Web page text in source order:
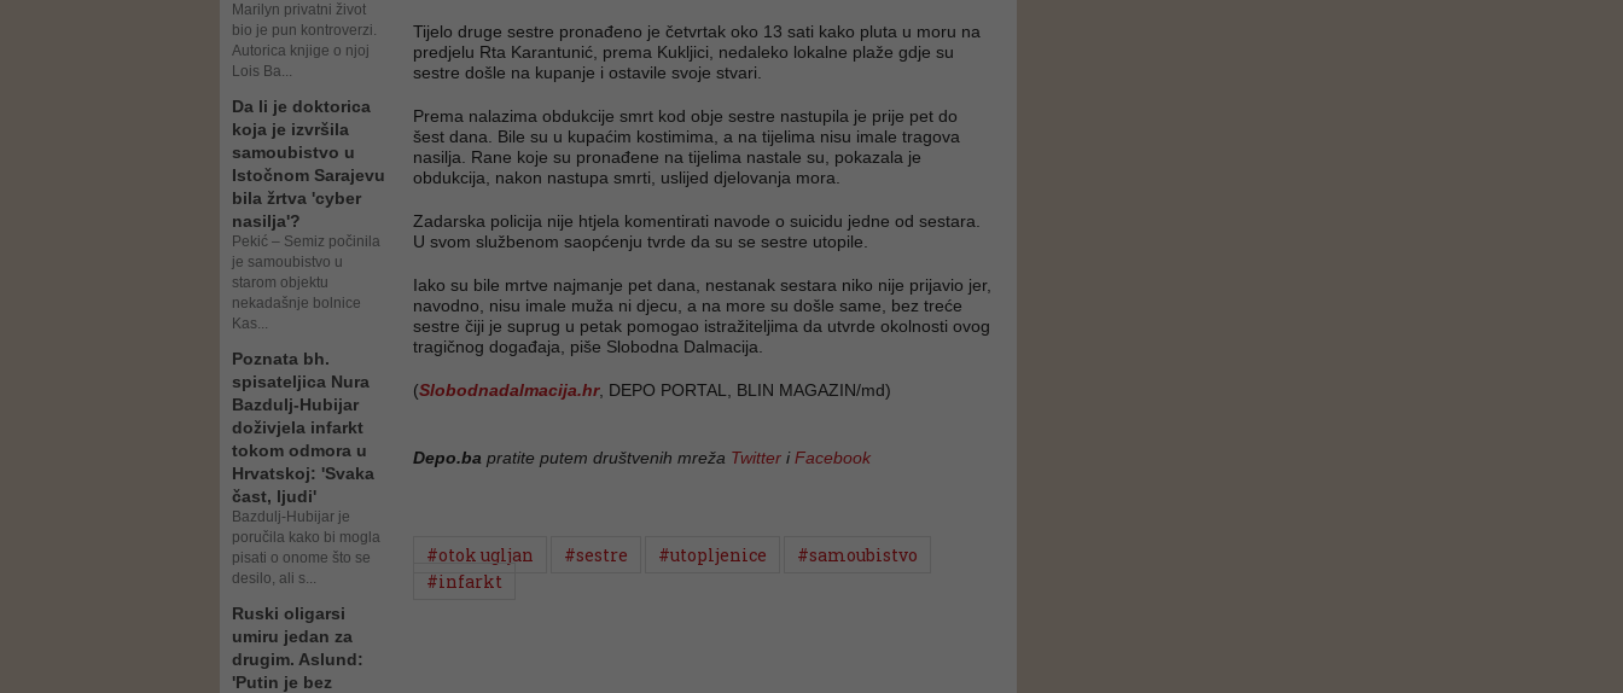
Marilyn privatni život
bio je pun kontroverzi.
Autorica knjige o njoj
Lois Ba...
Da li je doktorica
koja je izvršila
samoubistvo u
Istočnom Sarajevu
bila žrtva 'cyber
nasilja'?
Pekić – Semiz počinila
je samoubistvo u
starom objektu
nekadašnje bolnice
Kas...
Poznata bh.
spisateljica Nura
Bazdulj-Hubijar
doživjela infarkt
tokom odmora u
Hrvatskoj: 'Svaka
čast, ljudi'
Bazdulj-Hubijar je
poručila kako bi mogla
pisati o onome što se
desilo, ali s...
Ruski oligarsi
umiru jedan za
drugim. Aslund:
'Putin je bez
Tijelo druge sestre pronađeno je četvrtak oko 13 sati kako pluta u moru na
predjelu Rta Karantunić, prema Kukljici, nedaleko lokalne plaže gdje su
sestre došle na kupanje i ostavile svoje stvari.
Prema nalazima obdukcije smrt kod obje sestre nastupila je prije pet do
šest dana. Bile su u kupaćim kostimima, a na tijelima nisu imale tragova
nasilja. Rane koje su pronađene na tijelima nastale su, pokazala je
obdukcija, nakon nastupa smrti, uslijed djelovanja mora.
Zadarska policija nije htjela komentirati navode o suicidu jedne od sestara.
U svom službenom saopćenju tvrde da su se sestre utopile.
Iako su bile mrtve najmanje pet dana, nestanak sestara niko nije prijavio jer,
navodno, nisu imale muža ni djecu, a na more su došle same, bez treće
sestre čiji je suprug u petak pomogao istražiteljima da utvrde okolnosti ovog
tragičnog događaja, piše Slobodna Dalmacija.
(Slobodnadalmacija.hr, DEPO PORTAL, BLIN MAGAZIN/md)
Depo.ba pratite putem društvenih mreža Twitter iFacebook
#otok ugljan #sestre #utopljenice
#samoubistvo
#infarkt